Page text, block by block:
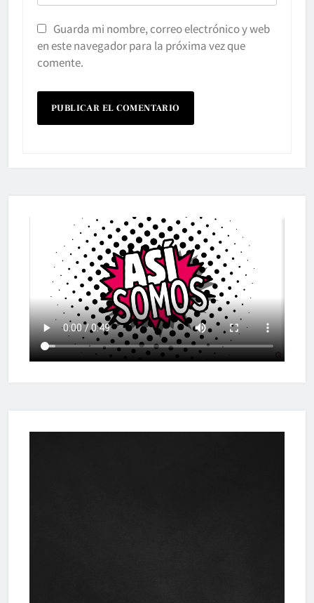
Guarda mi nombre, correo electrónico y web
en este navegador para la próxima vez que
comente.